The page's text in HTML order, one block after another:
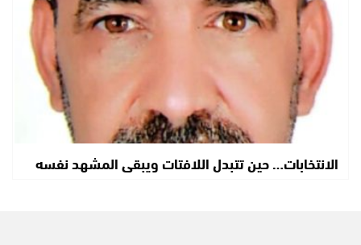
الانتخابات… حين تتبدل اللافتات ويبقى المشهد نفسه